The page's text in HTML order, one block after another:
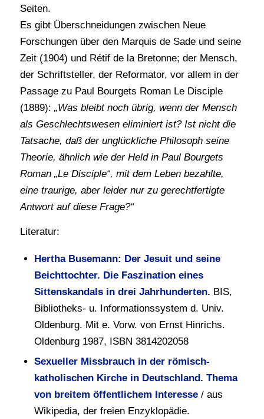
Seiten.
Es gibt Überschneidungen zwischen Neue
Forschungen über den Marquis de Sade und seine
Zeit (1904) und Rétif de la Bretonne; der Mensch,
der Schriftsteller, der Reformator, vor allem in der
Passage zu Paul Bourgets Roman Le Disciple
(1889): „Was bleibt noch übrig, wenn der Mensch
als Geschlechtswesen eliminiert ist? Ist nicht die
Tatsache, daß der unglückliche Philosoph seine
Theorie, ähnlich wie der Held in Paul Bourgets
Roman „Le Disciple“, mit dem Leben bezahlte,
eine traurige, aber leider nur zu gerechtfertigte
Antwort auf diese Frage?“
Literatur:
Hertha Busemann: Der Jesuit und seine
Beichttochter. Die Faszination eines
Sittenskandals in drei Jahrhunderten. BIS,
Bibliotheks- u. Informationssystem d. Univ.
Oldenburg. Mit e. Vorw. von Ernst Hinrichs.
Oldenburg 1987, ISBN 3814202058
Sexueller Missbrauch in der römisch-
katholischen Kirche in Deutschland. Thema
von breitem öffentlichem Interesse / aus
Wikipedia, der freien Enzyklopädie.